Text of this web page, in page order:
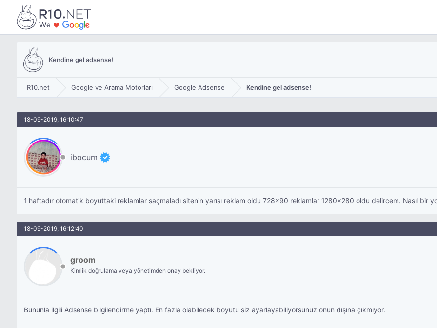
Kendine gel adsense!
R10.net Google ve Arama Motorları Google Adsense Kendine gel adsense!
18-09-2019, 16:10:47
ibocum
1 haftadır otomatik boyuttaki reklamlar saçmaladı sitenin yarısı reklam oldu 728x90 reklamlar 1280x280 oldu delircem. Nasıl bir
18-09-2019, 16:12:40
groom
Kimlik doğrulama veya yönetimden onay bekliyor.
Bununla ilgili Adsense bilgilendirme yaptı. En fazla olabilecek boyutu siz ayarlayabiliyorsunuz onun dışına çıkmıyor.